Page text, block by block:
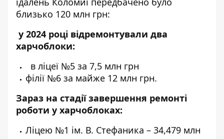
близько 120 млн грн:
у 2024 році відремонтували два
харчоблоки:
в ліцеї №5 за 7,5 млн грн
філії №6 за майже 12 млн грн.
Зараз на стадії завершення ремонті
роботи у харчоблоках:
Ліцею №1 ім. В. Стефаника – 34,479 млн